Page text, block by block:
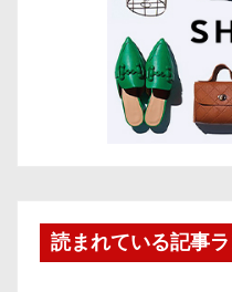
読まれている記事